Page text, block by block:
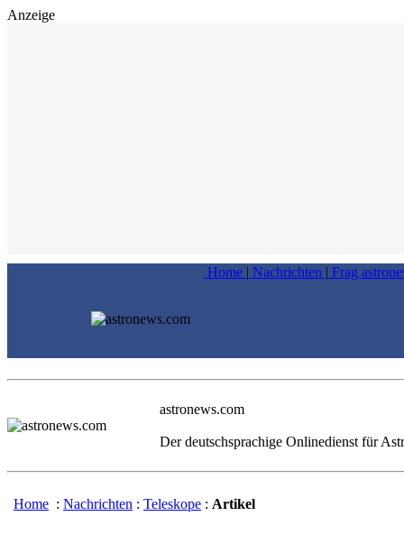
Anzeige
Home | Nachrichten | Frag
astronews.com
Der deutschsprachige Onlinedienst für
Home : Nachrichten : Teleskope : Artikel